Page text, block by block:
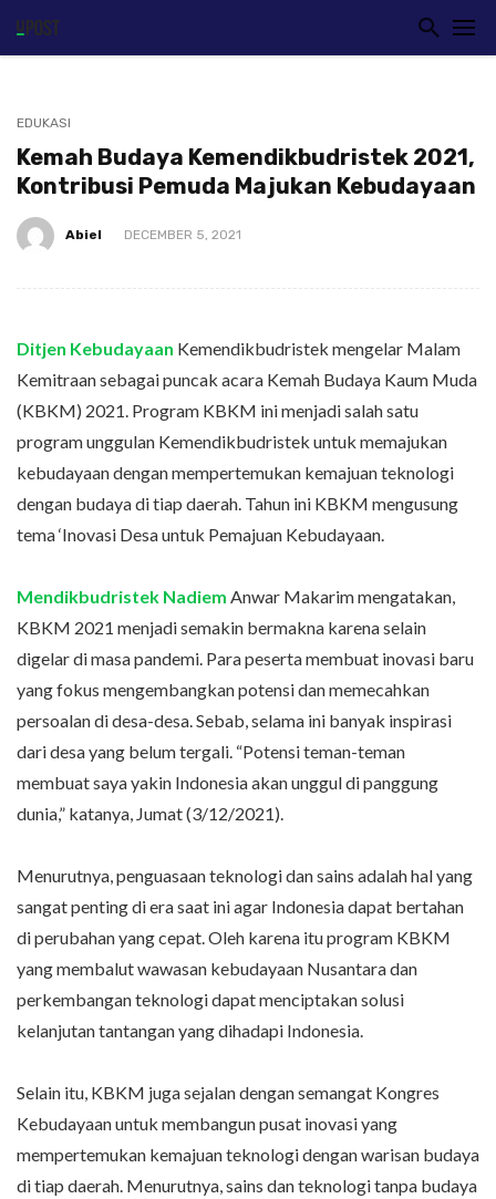
EDUKASI
Kemah Budaya Kemendikbudristek 2021,
Kontribusi Pemuda Majukan Kebudayaan
Abiel DECEMBER 5, 2021
Ditjen Kebudayaan Kemendikbudristek mengelar Malam
Kemitraan sebagai puncak acara Kemah Budaya Kaum Muda
(KBKM) 2021. Program KBKM ini menjadi salah satu
program unggulan Kemendikbudristek untuk memajukan
kebudayaan dengan mempertemukan kemajuan teknologi
dengan budaya di tiap daerah. Tahun ini KBKM mengusung
tema ‘Inovasi Desa untuk Pemajuan Kebudayaan.
Mendikbudristek Nadiem Anwar Makarim mengatakan,
KBKM 2021 menjadi semakin bermakna karena selain
digelar di masa pandemi. Para peserta membuat inovasi baru
yang fokus mengembangkan potensi dan memecahkan
persoalan di desa-desa. Sebab, selama ini banyak inspirasi
dari desa yang belum tergali. “Potensi teman-teman
membuat saya yakin Indonesia akan unggul di panggung
dunia,” katanya, Jumat (3/12/2021).
Menurutnya, penguasaan teknologi dan sains adalah hal yang
sangat penting di era saat ini agar Indonesia dapat bertahan
di perubahan yang cepat. Oleh karena itu program KBKM
yang membalut wawasan kebudayaan Nusantara dan
perkembangan teknologi dapat menciptakan solusi
kelanjutan tantangan yang dihadapi Indonesia.
Selain itu, KBKM juga sejalan dengan semangat Kongres
Kebudayaan untuk membangun pusat inovasi yang
mempertemukan kemajuan teknologi dengan warisan budaya
di tiap daerah. Menurutnya, sains dan teknologi tanpa budaya